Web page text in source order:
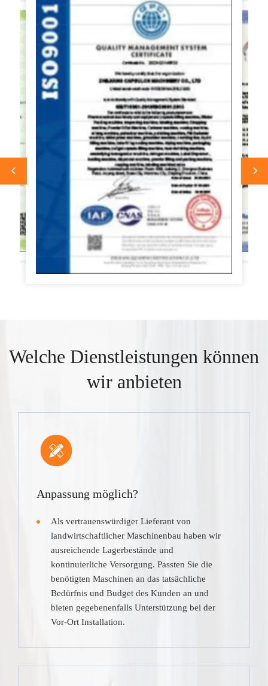
Welche Dienstleistungen können
wir anbieten
Anpassung möglich?
Als vertrauenswürdiger Lieferant von
landwirtschaftlicher Maschinenbau haben wir
ausreichende Lagerbestände und
kontinuierliche Versorgung. Passten Sie die
benötigten Maschinen an das tatsächliche
Bedürfnis und Budget des Kunden an und
bieten gegebenenfalls Unterstützung bei der
Vor-Ort Installation.